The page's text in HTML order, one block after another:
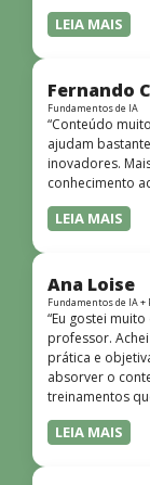
LEIA MAIS
Fernando
Fundamentos de IA
“Conteúdo
ajudam
inovadores.
conhecimento
LEIA MAIS
Ana Loise
Fundamentos de IA
“Eu gostei
professor.
prática e
absorver o
treinamentos
LEIA MAIS